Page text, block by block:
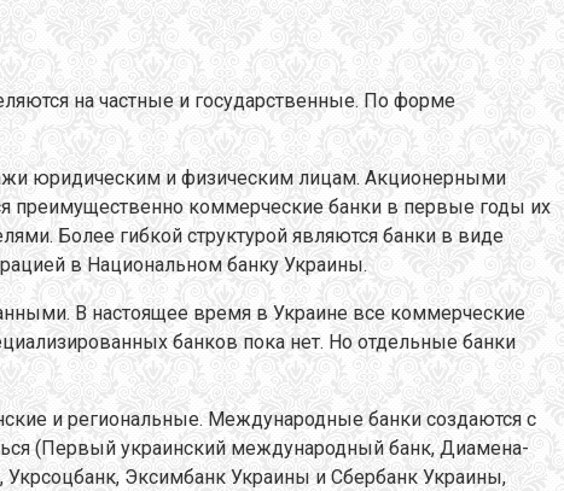
на частные и государственные. По форме
юридическим и физическим лицам. Акционерными
преимущественно коммерческие банки в первые годы их
Более гибкой структурой являются банки в виде
в Национальном банку Украины.
В настоящее время в Украине все коммерческие
банков пока нет. Но отдельные банки
и региональные. Международные банки создаются с
(Первый украинский международный банк, Диамена-
Эксимбанк Украины и Сбербанк Украины,